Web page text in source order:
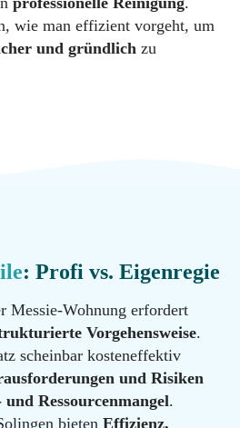
wie man effizient vorgeht, um
und gründlich zu
: Profi vs. Eigenregie
Messie-Wohnung erfordert
Vorgehensweise.
scheinbar kosteneffektiv
und Risiken
und Ressourcenmangel.
bieten Effizienz,